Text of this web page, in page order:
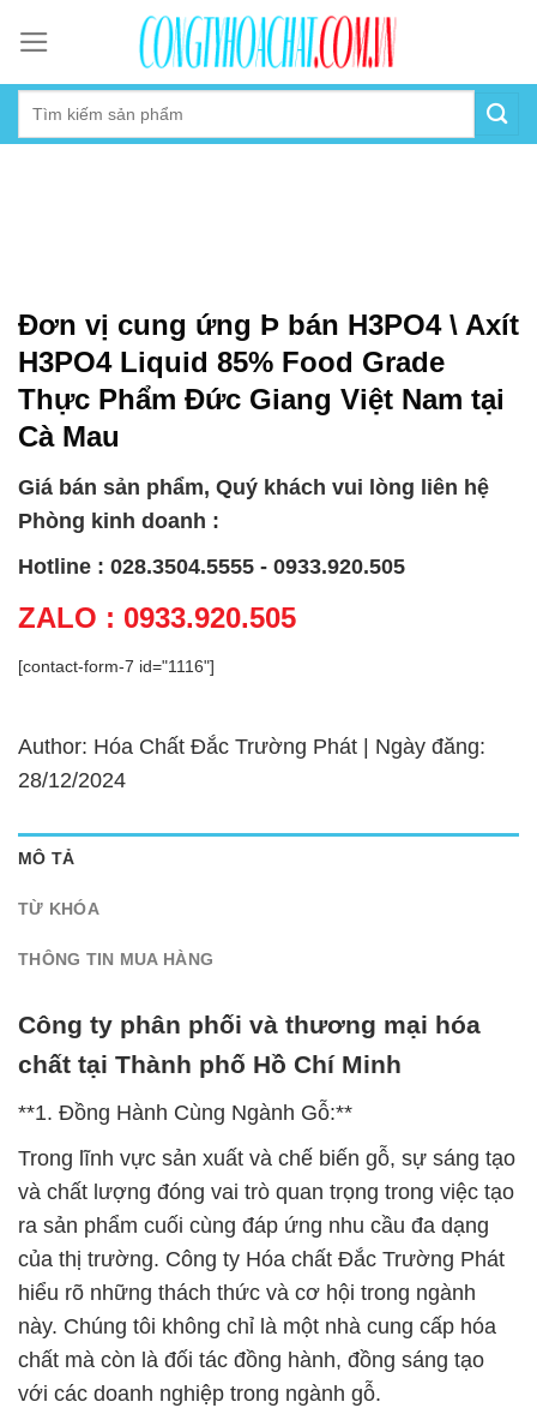
content
Đơn vị cung ứng Þ bán H3PO4 \ Axít
H3PO4 Liquid 85% Food Grade
Thực Phẩm Đức Giang Việt Nam tại
Cà Mau
Giá bán sản phẩm, Quý khách vui lòng liên hệ
Phòng kinh doanh :
Hotline : 028.3504.5555 - 0933.920.505
ZALO : 0933.920.505
[contact-form-7 id="1116"]
Author: Hóa Chất Đắc Trường Phát | Ngày đăng:
28/12/2024
MÔ TẢ
TỪ KHÓA
THÔNG TIN MUA HÀNG
Công ty phân phối và thương mại hóa
chất tại Thành phố Hồ Chí Minh
**1. Đồng Hành Cùng Ngành Gỗ:**
Trong lĩnh vực sản xuất và chế biến gỗ, sự sáng tạo
và chất lượng đóng vai trò quan trọng trong việc tạo
ra sản phẩm cuối cùng đáp ứng nhu cầu đa dạng
của thị trường. Công ty Hóa chất Đắc Trường Phát
hiểu rõ những thách thức và cơ hội trong ngành
này. Chúng tôi không chỉ là một nhà cung cấp hóa
chất mà còn là đối tác đồng hành, đồng sáng tạo
với các doanh nghiệp trong ngành gỗ.